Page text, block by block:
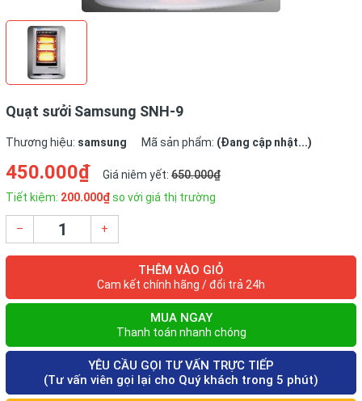
Quạt sưởi Samsung SNH-9
Thương hiệu: samsung Mã sản phẩm: (Đang cập nhật...)
450.000₫ Giá niêm yết: 650.000₫
Tiết kiệm: 200.000₫so với giá thị trường
– +
THÊM VÀO GIỎ
Cam kết chính hãng / đổi trả 24h
MUA NGAY
Thanh toán nhanh chóng
YÊU CẦU GỌI TƯ VẤN TRỰC TIẾP
(Tư vấn viên gọi lại cho Quý khách trong 5 phút)